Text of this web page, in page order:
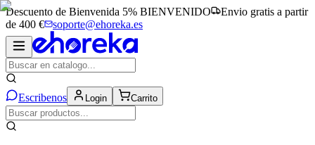
Descuento de Bienvenida 5% BIENVENIDO
Envio gratis a partir
de 400 €
soporte@ehoreka.es
Escribenos Login Carrito